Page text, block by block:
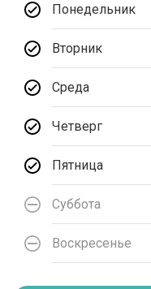
Понедельник
Вторник
Среда
Четверг
Пятница
Суббота
Воскресенье